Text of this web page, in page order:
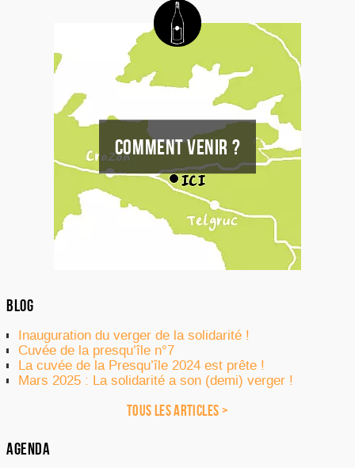
COMMENT VENIR ?
BLOG
Inauguration du verger de la solidarité !
Cuvée de la presqu’île n°7
La cuvée de la Presqu’île 2024 est prête !
Mars 2025 : La solidarité a son (demi) verger !
TOUS LES ARTICLES >
AGENDA